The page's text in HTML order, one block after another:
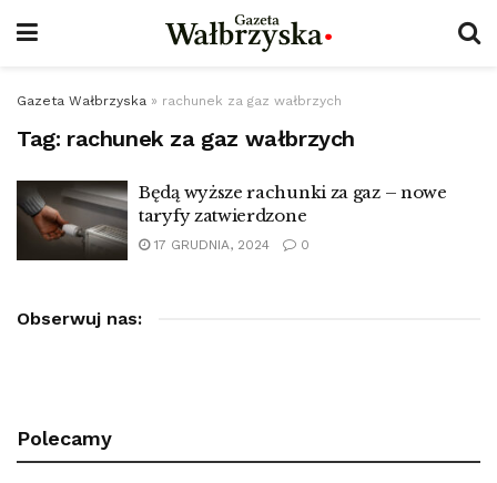
Gazeta Wałbrzyska » rachunek za gaz wałbrzych
Tag: rachunek za gaz wałbrzych
Będą wyższe rachunki za gaz – nowe
taryfy zatwierdzone
17 GRUDNIA, 2024 0
Obserwuj nas:
Polecamy